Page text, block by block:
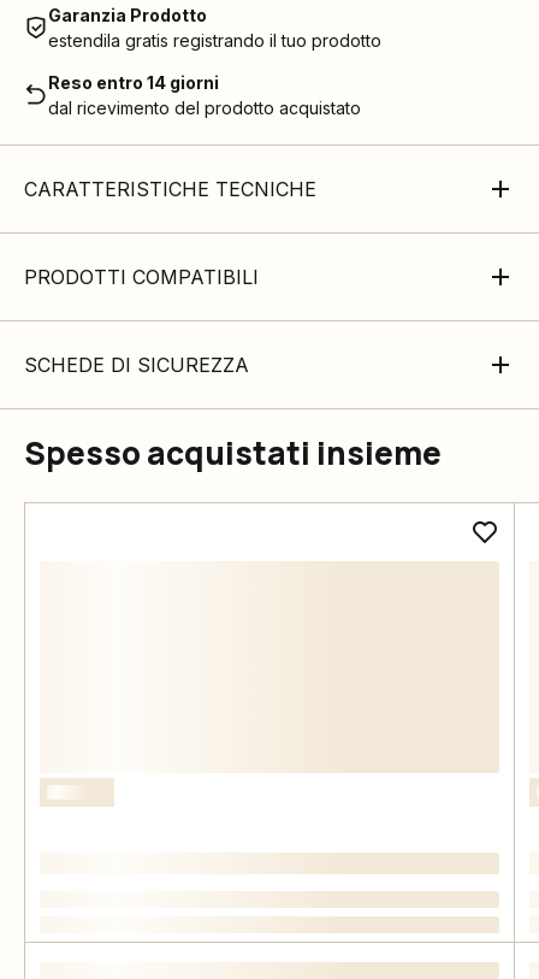
Garanzia Prodotto
estendila gratis registrando il tuo prodotto
Reso entro 14 giorni
dal ricevimento del prodotto acquistato
CARATTERISTICHE TECNICHE
PRODOTTI COMPATIBILI
SCHEDE DI SICUREZZA
Spesso acquistati insieme